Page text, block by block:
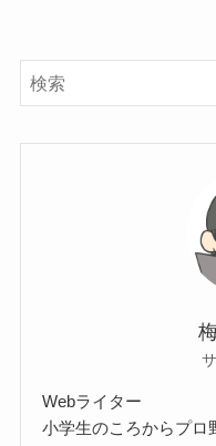
Webライター
小学生のころからプロ